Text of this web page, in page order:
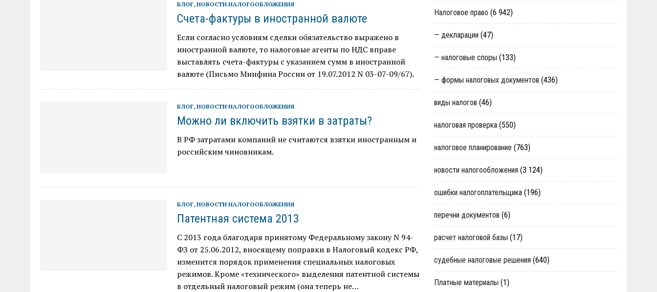
БЛОГ, НОВОСТИ НАЛОГООБЛОЖЕНИЯ
Счета-фактуры в иностранной валюте
Если согласно условиям сделки обязательство выражено в
иностранной валюте, то налоговые агенты по НДС вправе
выставлять счета-фактуры с указанием сумм в иностранной
валюте (Письмо Минфина России от 19.07.2012 N 03-07-09/67).
БЛОГ, НОВОСТИ НАЛОГООБЛОЖЕНИЯ
Можно ли включить взятки в затраты?
В РФ затратами компаний не считаются взятки иностранным и
российским чиновникам.
БЛОГ, НОВОСТИ НАЛОГООБЛОЖЕНИЯ
Патентная система 2013
С 2013 года благодаря принятому Федеральному закону N 94-
ФЗ от 25.06.2012, вносящему поправки в Налоговый кодекс РФ,
изменится порядок применения специальных налоговых
режимов. Кроме «технического» выделения патентной системы
в отдельный налоговый режим (она теперь не…
Налоговое право (6 942)
— декларации (47)
— налоговые споры (133)
— формы налоговых документов (436)
виды налогов (46)
налоговая проверка (550)
налоговое планирование (763)
новости налогообложения (3 124)
ошибки налогоплательщика (196)
перечни документов (6)
расчет налоговой базы (17)
судебные налоговые решения (640)
Платные материалы (1)